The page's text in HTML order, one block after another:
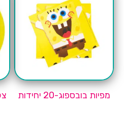
מפיות בובספוג-20 יחידות